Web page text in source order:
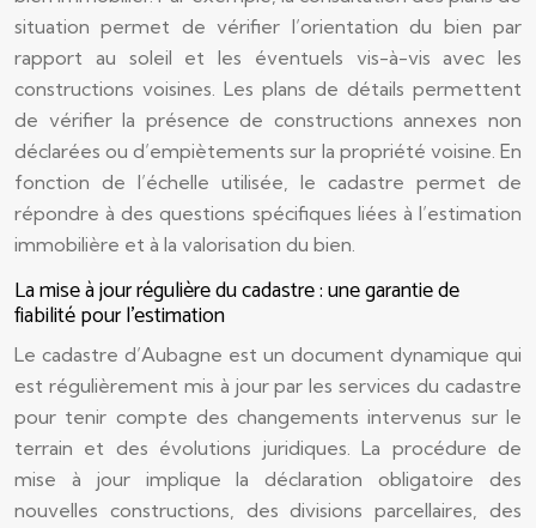
situation permet de vérifier l’orientation du bien par
rapport au soleil et les éventuels vis-à-vis avec les
constructions voisines. Les plans de détails permettent
de vérifier la présence de constructions annexes non
déclarées ou d’empiètements sur la propriété voisine. En
fonction de l’échelle utilisée, le cadastre permet de
répondre à des questions spécifiques liées à l’estimation
immobilière et à la valorisation du bien.
La mise à jour régulière du cadastre : une garantie de
fiabilité pour l’estimation
Le cadastre d’Aubagne est un document dynamique qui
est régulièrement mis à jour par les services du cadastre
pour tenir compte des changements intervenus sur le
terrain et des évolutions juridiques. La procédure de
mise à jour implique la déclaration obligatoire des
nouvelles constructions, des divisions parcellaires, des